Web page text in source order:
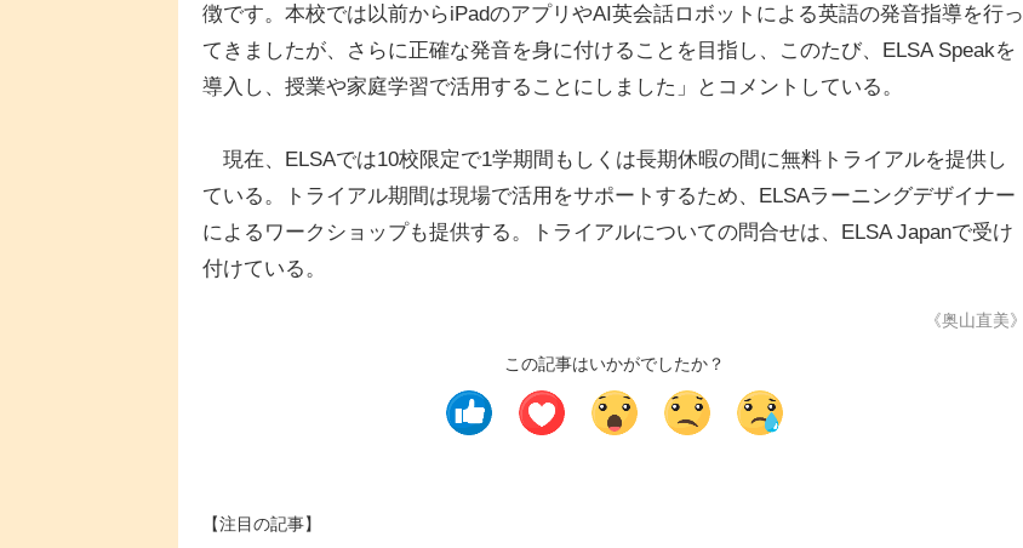
徴です。本校では以前からiPadのアプリやAI英会話ロボットによる英語の発音指導を行っ
てきましたが、さらに正確な発音を身に付けることを目指し、このたび、ELSA Speakを
導入し、授業や家庭学習で活用することにしました」とコメントしている。
現在、ELSAでは10校限定で1学期間もしくは長期休暇の間に無料トライアルを提供し
ている。トライアル期間は現場で活用をサポートするため、ELSAラーニングデザイナー
によるワークショップも提供する。トライアルについての問合せは、ELSA Japanで受け
付けている。
《奥山直美》
この記事はいかがでしたか？
【注目の記事】